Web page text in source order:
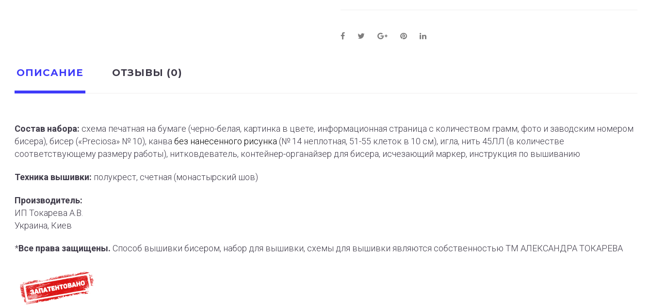
ОПИСАНИЕ ОТЗЫВЫ (0)
Состав набора: схема печатная на бумаге (черно-белая, картинка в цвете, информационная страница с количеством грамм, фото и заводским номером
бисера), бисер («Preciosa» № 10), канва без нанесенного рисунка (№ 14 неплотная, 51-55 клеток в 10 см), игла, нить 45ЛЛ (в количестве
соответствующему размеру работы), нитковдеватель, контейнер-органайзер для бисера, исчезающий маркер, инструкция по вышиванию
Техника вышивки: полукрест, счетная (монастырский шов)
Производитель:
ИП Токарева А.В.
Украина, Киев
*Все права защищены. Способ вышивки бисером, набор для вышивки, схемы для вышивки являются собственностью ТМ АЛЕКСАНДРА ТОКАРЕВА